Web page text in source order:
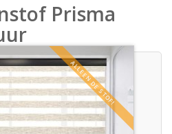
Prisma
ALLEEN DE STOF!